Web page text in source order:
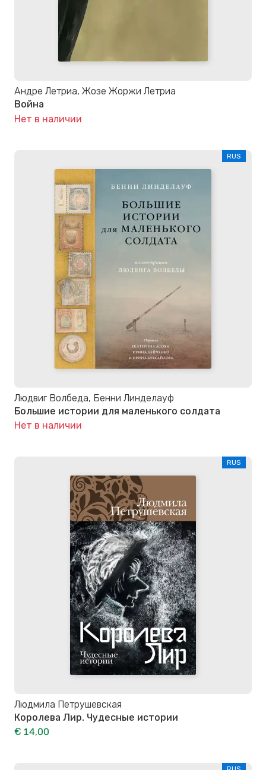
Андре Летриа, Жозе Жоржи Летриа
Война
Нет в наличии
RUS
Людвиг Волбеда, Бенни Линделауф
Большие истории для маленького солдата
Нет в наличии
RUS
Людмила Петрушевская
Королева Лир. Чудесные истории
€ 14,00